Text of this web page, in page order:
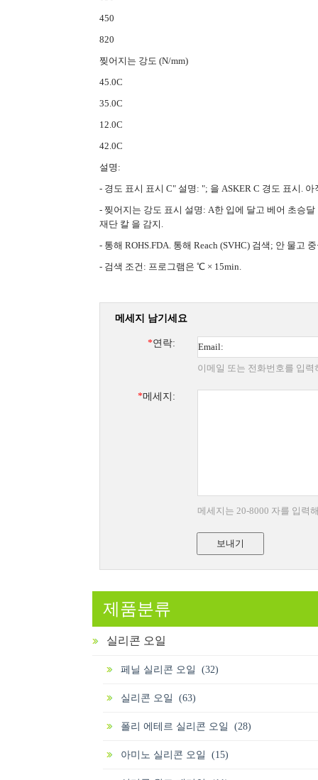
450
820
찢어지는 강도 (N/mm)
45.0C
35.0C
12.0C
42.0C
설명:
- 경도 표시 표시 C" 설명: "; 을 ASKER C 경도 표시. 아
- 찢어지는 강도 표시 설명: A한 입에 달고 베어 초승
재단 칼 을 감지.
- 통해 ROHS.FDA. 통해 Reach (SVHC) 검색; 안 물고
- 검색 조건: 프로그램은 ℃ × 15min.
메세지 남기세요
*연락:
이메일 또는 전화번호를 입력
*메세지:
메세지는 20-8000 자를 입력
보내기
제품분류
실리콘 오일
페닐 실리콘 오일 (32)
실리콘 오일 (63)
폴리 에테르 실리콘 오일 (28)
아미노 실리콘 오일 (15)